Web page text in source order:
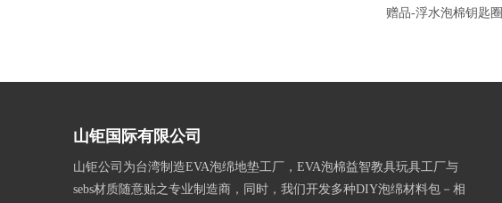
赠品-浮水泡棉钥匙圈
山钜国际有限公司
山钜公司为台湾制造EVA泡绵地垫工厂，EVA泡棉益智教具玩具工厂与
sebs材质随意贴之专业制造商，同时，我们开发多种DIY泡绵材料包－相